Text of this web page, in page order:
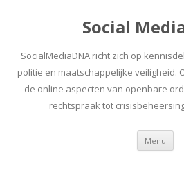
Social
SocialMediaDNA richt zich op
politie en maatschappelijke veiligheid.
de online aspecten van openbare
rechtspraak tot
Menu